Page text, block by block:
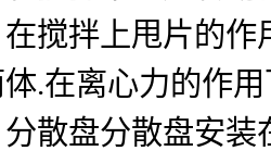
搅拌上甩片的
.在离心力的作
散盘分散盘安